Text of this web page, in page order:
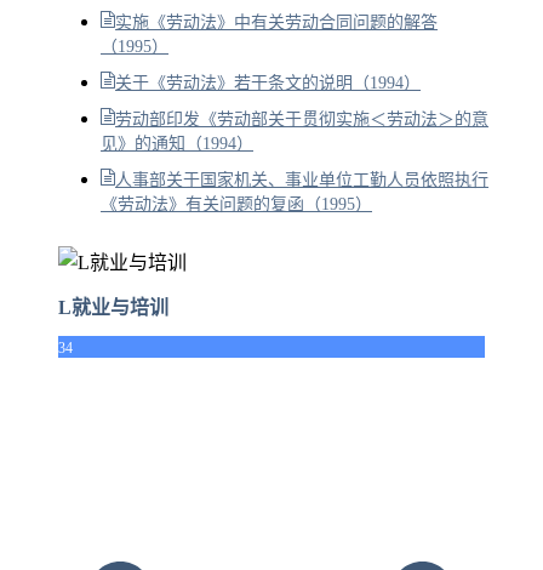
实施《劳动法》中有关劳动合同问题的解答
（1995）
关于《劳动法》若干条文的说明（1994）
劳动部印发《劳动部关于贯彻实施＜劳动法＞的意
见》的通知（1994）
人事部关于国家机关、事业单位工勤人员依照执行
《劳动法》有关问题的复函（1995）
L就业与培训
34